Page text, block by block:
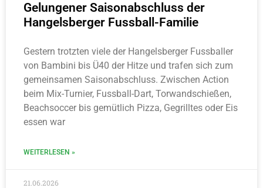
Gelungener Saisonabschluss der
Hangelsberger Fussball-Familie
Gestern trotzten viele der Hangelsberger Fussballer
von Bambini bis Ü40 der Hitze und trafen sich zum
gemeinsamen Saisonabschluss. Zwischen Action
beim Mix-Turnier, Fussball-Dart, Torwandschießen,
Beachsoccer bis gemütlich Pizza, Gegrilltes oder Eis
essen war
WEITERLESEN »
21.06.2026